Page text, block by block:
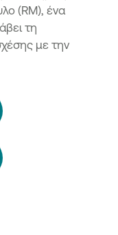
(RM), ένα
τη
με την